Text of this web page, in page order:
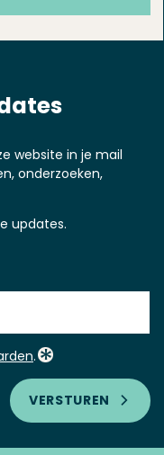
website in je mail
onderzoeken,
updates.
.
VERSTUREN